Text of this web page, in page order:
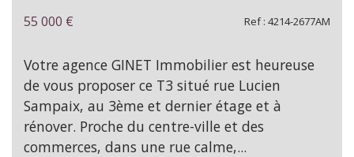
55 000 € Ref : 4214-2677AM
Votre agence GINET Immobilier est heureuse
de vous proposer ce T3 situé rue Lucien
Sampaix, au 3ème et dernier étage et à
rénover. Proche du centre-ville et des
commerces, dans une rue calme,...